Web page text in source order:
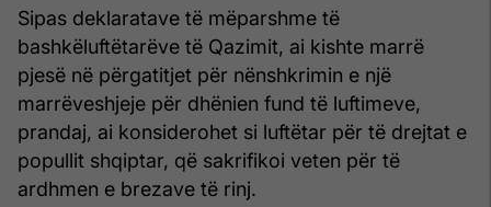
Sipas deklaratave të mëparshme të
bashkëluftëtarëve të Qazimit, ai kishte marrë
pjesë në përgatitjet për nënshkrimin e një
marrëveshjeje për dhënien fund të luftimeve,
prandaj, ai konsiderohet si luftëtar për të drejtat e
popullit shqiptar, që sakrifikoi veten për të
ardhmen e brezave të rinj.